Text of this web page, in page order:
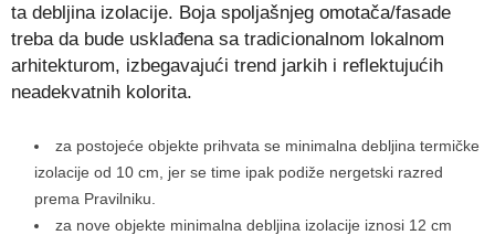
ta debljina izolacije. Boja spoljašnjeg omotača/fasade
treba da bude usklađena sa tradicionalnom lokalnom
arhitekturom, izbegavajući trend jarkih i reflektujućih
neadekvatnih kolorita.
za postojeće objekte prihvata se minimalna debljina termičke
izolacije od 10 cm, jer se time ipak podiže nergetski razred
prema Pravilniku.
za nove objekte minimalna debljina izolacije iznosi 12 cm